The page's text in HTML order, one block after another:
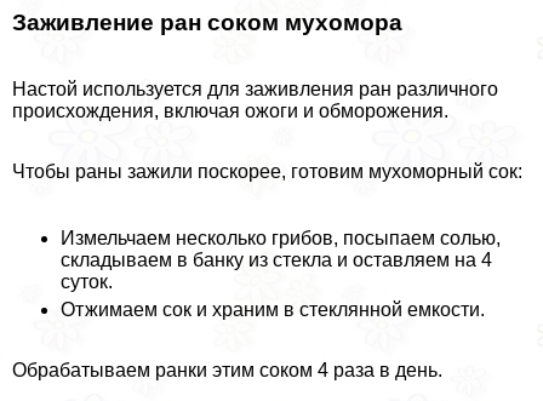
Заживление ран соком мухомора
Настой используется для заживления ран различного
происхождения, включая ожоги и обморожения.
Чтобы раны зажили поскорее, готовим мухоморный сок:
Измельчаем несколько грибов, посыпаем солью,
складываем в банку из стекла и оставляем на 4
суток.
Отжимаем сок и храним в стеклянной емкости.
Обpaбатываем ранки этим соком 4 раза в день.